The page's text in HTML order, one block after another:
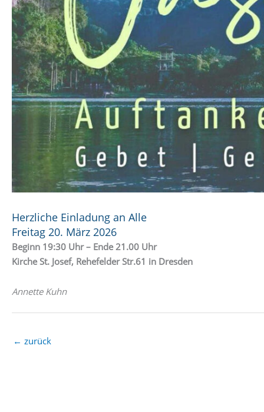
Herzliche Einladung an Alle
Freitag 20. März 2026
Beginn 19:30 Uhr – Ende 21.00 Uhr
Kirche St. Josef, Rehefelder Str.61 in Dresden
Annette Kuhn
← zurück